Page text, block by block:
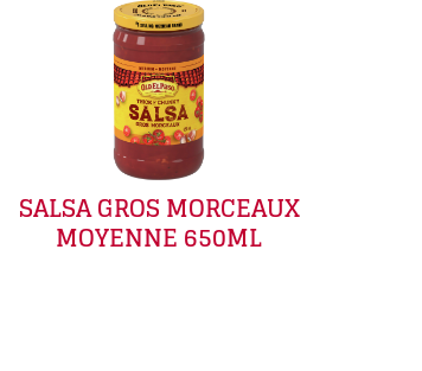
SALSA GROS MORCEAUX
MOYENNE 650ML